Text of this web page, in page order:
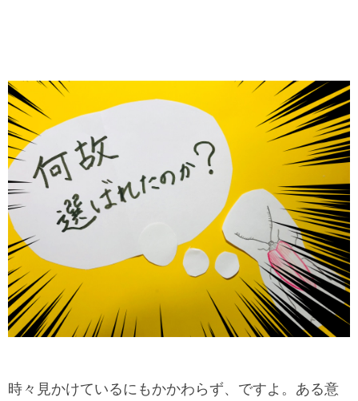
時々見かけているにもかかわらず、ですよ。ある意